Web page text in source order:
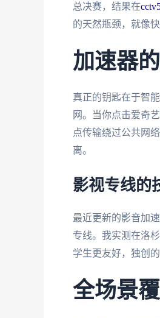
总决赛，结果在
的天然瓶颈，就像
加速器
真正的钥匙在于智
网。当你点击爱奇
点传输绕过公共网
离。
影视专线的
最近更新的影音加
专线。我实测在洛
学生更友好，独创
全场景